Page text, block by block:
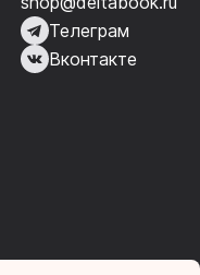
Телеграм
Вконтакте